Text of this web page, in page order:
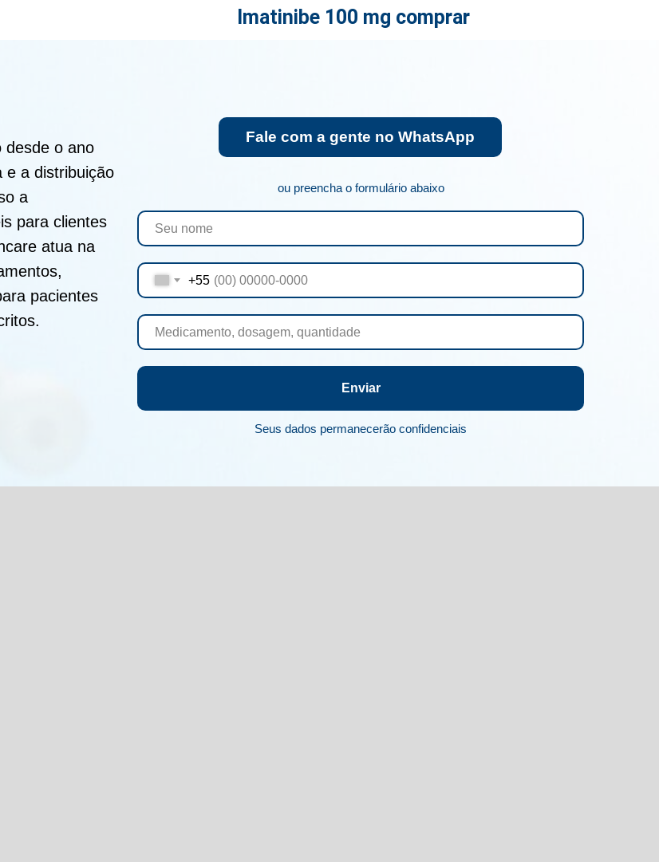
Imatinibe 100 mg comprar
+55
Enviar
Seus dados permanecerão confidenciais
ou preencha o formulário abaixo
Fale com a gente no WhatsApp
desde o ano
e a distribuição
a
para clientes
atua na
pacientes